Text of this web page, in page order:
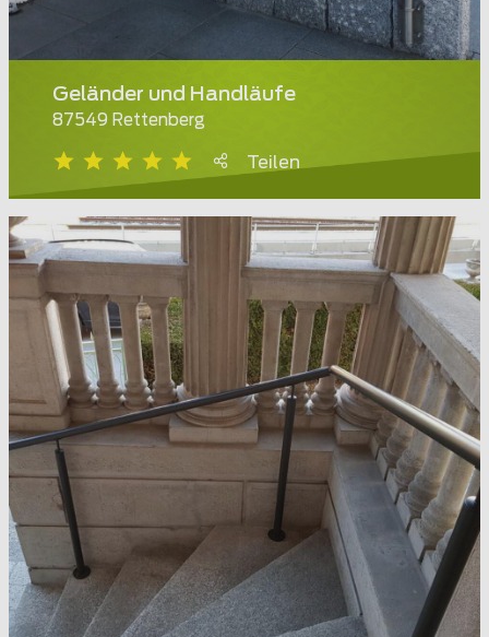
Geländer und Handläufe
87549 Rettenberg
Teilen